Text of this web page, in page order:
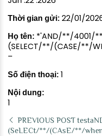
Thời gian gửi: 22/01/
Họ tên: *'AND/**/4001/
(SELECT/**/(CASE/**/
–
Số điện thoại: 1
Nội dung:
1
PREVIOUS POST
(SeLECt/**/(CAsE/**/